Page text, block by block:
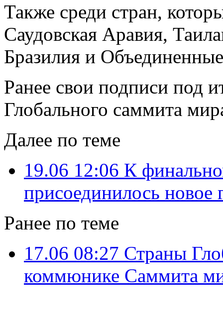
Также среди стран,
Саудовская Аравия,
Бразилия и
Ранее свои подписи под
Глобального саммита
Далее по теме
19.06 12:06 К
присоединилось новое
Ранее по теме
17.06 08:27 Страны
коммюнике Саммита